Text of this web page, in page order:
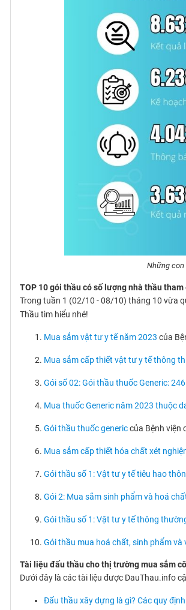
Những con
TOP 10 gói thầu có số lượng nhà thầu
Trong tuần 1 (02/10 - 08/10) tháng 10 vừa
Thầu tìm hiểu nhé!
Mua sắm vật tư y tế năm 2023 của
Mua sắm cấp thiết vật tư y tế thông
Gói số 02: Gói thầu thuốc Generic:
Mua thuốc Generic năm 2023 thuộc
Gói thầu thuốc genericcủa Bệnh viện
Mua sắm cấp thiết hóa chất xét
Gói thầu số 1: Vật tư y tế tiêu hao
Gói 2: Mua sắm sinh phẩm và hoá
Gói thầu số 1: Vật tư y tế thông
Gói thầu mua hoá chất, sinh phẩm
Tài liệu đấu thầu cho thị trường mua sắm
Dưới đây là các tài liệu được DauThau.info
Đấu thầu xây dựng là gì? Các quy